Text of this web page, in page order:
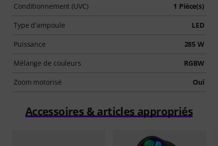
Conditionnement (UVC) 1 Pièce(s)
Type d'ampoule LED
Puissance 285 W
Mélange de couleurs RGBW
Zoom motorisé Oui
Accessoires & articles appropriés